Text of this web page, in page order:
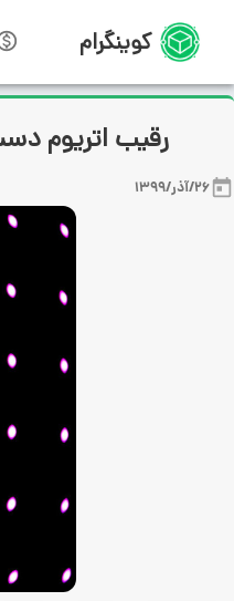
کوینگرام
رقیب اتریوم
26/آذر/1399